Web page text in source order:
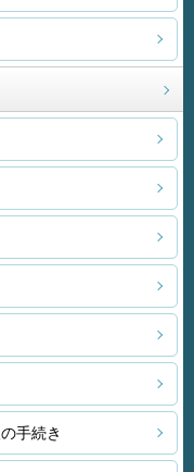
手続き